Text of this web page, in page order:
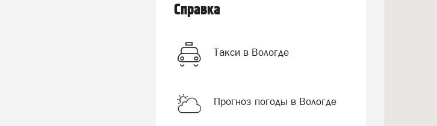
Справка
Такси в Вологде
Прогноз погоды в Вологде